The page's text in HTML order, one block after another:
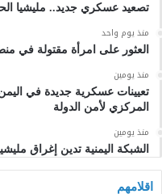
تصعيد عسكري جديد.. مليشيا
منذ يوم واحد
العثور على امرأة مقتولة في
منذ يومين
تعيينات عسكرية جديدة في
المركزي لأمن الدولة
منذ يومين
الشبكة اليمنية تدين إغراق
اقلامهم